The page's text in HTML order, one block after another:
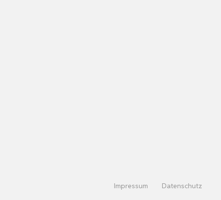
Impressum Datenschutz